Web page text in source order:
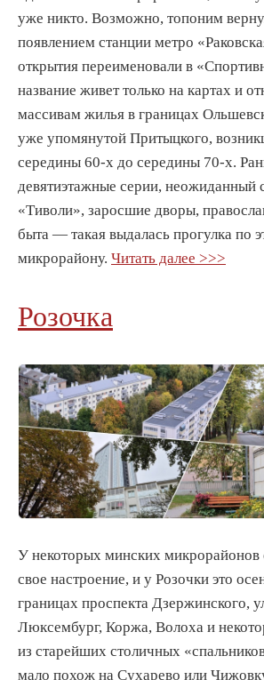
уже никто. Возможно, топоним
появлением станции метро
открытия переименовали в
название живет только на картах и
массивам жилья в границах
уже упомянутой Притыцкого,
середины 60-х до середины 70-х.
девятиэтажные серии, неожиданный
«Тиволи», заросшие дворы,
быта — такая выдалась прогулка по
микрорайону. Читать далее >>>
Розочка
У некоторых минских микрорайонов
свое настроение, и у Розочки это
границах проспекта Дзержинского,
Люксембург, Коржа, Волоха и
из старейших столичных
мало похож на Сухарево или